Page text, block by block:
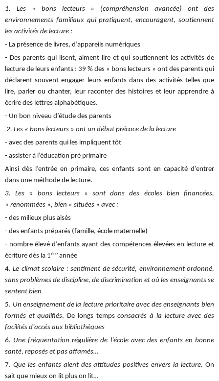
1. Les « bons lecteurs » (compréhension avancée) ont des
environnements familiaux qui pratiquent, encouragent, soutiennent
les activités de lecture :
- La présence de livres, d’appareils numériques
- Des parents qui lisent, aiment lire et qui soutiennent les activités de
lecture de leurs enfants : 39 % des « bons lecteurs » ont des parents qui
déclarent souvent engager leurs enfants dans des activités telles que
lire, parler ou chanter, leur raconter des histoires et leur apprendre à
écrire des lettres alphabétiques.
- Un bon niveau d’étude des parents
2. Les « bons lecteurs » ont un début précoce de la lecture
- avec des parents qui les impliquent tôt
- assister à l’éducation pré primaire
Ainsi dès l’entrée en primaire, ces enfants sont en capacité d’entrer
dans une méthode de lecture.
3. Les « bons lecteurs » sont dans des écoles bien financées,
« renommées », bien « situées » avec :
- des milieux plus aisés
- des enfants préparés (famille, école maternelle)
- nombre élevé d’enfants ayant des compétences élevées en lecture et
écriture dès la 1ère année
4.Le climat scolaire : sentiment de sécurité, environnement ordonné,
sans problèmes de discipline, de discrimination et où les enseignants se
sentent bien
5. Un enseignement de la lecture prioritaire avec des enseignants bien
formés et qualifiés. De longs tempsconsacrés à la lecture avec des
facilités d’accès aux bibliothèques
6. Une fréquentation régulière de l’école avec des enfants en bonne
santé, reposés et pas affamés…
7. Que les enfants aient des attitudes positives envers la lecture. On
sait que mieux on lit plus on lit…